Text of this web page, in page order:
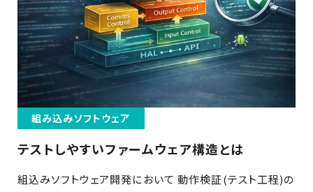
組み込みソフトウェア
テストしやすいファームウェア構造とは
組込みソフトウェア開発において 動作検証(テスト工程)の